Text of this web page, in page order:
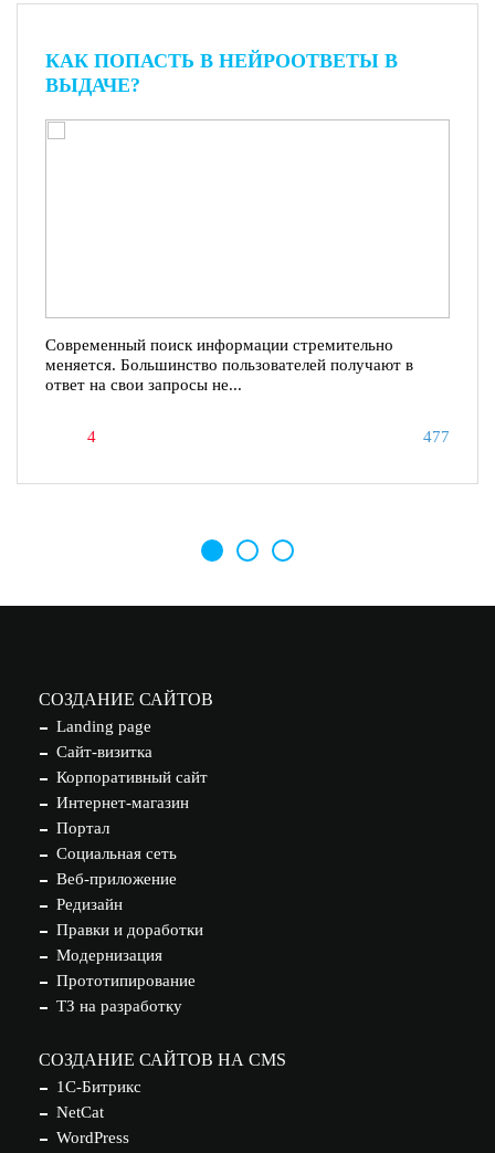
КАК ПОПАСТЬ В НЕЙРООТВЕТЫ В
ВЫДАЧЕ?
Современный поиск информации стремительно
меняется. Большинство пользователей получают в
ответ на свои запросы не...
4 477
СОЗДАНИЕ САЙТОВ
Landing page
Сайт-визитка
Корпоративный сайт
Интернет-магазин
Портал
Социальная сеть
Веб-приложение
Редизайн
Правки и доработки
Модернизация
Прототипирование
ТЗ на разработку
СОЗДАНИЕ САЙТОВ НА CMS
1С-Битрикс
NetCat
WordPress